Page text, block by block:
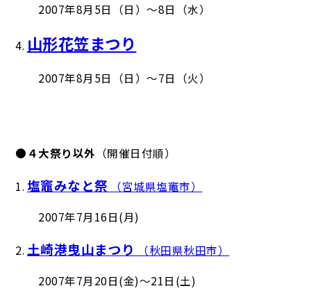
2007年8月5日（日）～8日（水）
4. 山形花笠まつり
2007年8月5日（日）～7日（火）
● ４大祭り以外 （開催日付順）
1. 塩竈みなと祭 （宮城県塩竈市）
2007年7月16日(月)
2. 土崎港曳山まつり （秋田県秋田市）
2007年7月20日(金)～21日(土)